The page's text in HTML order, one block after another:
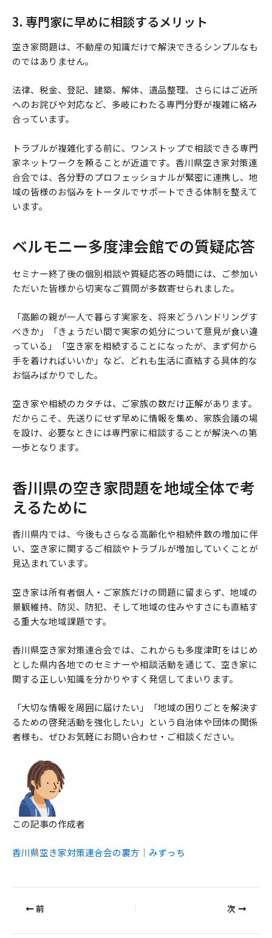
3. 専門家に早めに相談するメリット
空き家問題は、不動産の知識だけで解決できるシンプルなも
のではありません。
法律、税金、登記、建築、解体、遺品整理、さらにはご近所
へのお詫びや対応など、多岐にわたる専門分野が複雑に絡み
合っています。
トラブルが複雑化する前に、ワンストップで相談できる専門
家ネットワークを頼ることが近道です。香川県空き家対策連
合会では、各分野のプロフェッショナルが緊密に連携し、地
域の皆様のお悩みをトータルでサポートできる体制を整えて
います。
ベルモニー多度津会館での質疑応答
セミナー終了後の個別相談や質疑応答の時間には、ご参加い
ただいた皆様から切実なご質問が多数寄せられました。
「高齢の親が一人で暮らす実家を、将来どうハンドリングす
べきか」「きょうだい間で実家の処分について意見が食い違
っている」「空き家を相続することになったが、まず何から
手を着ければいいか」など、どれも生活に直結する具体的な
お悩みばかりでした。
空き家や相続のカタチは、ご家族の数だけ正解があります。
だからこそ、先送りにせず早めに情報を集め、家族会議の場
を設け、必要なときには専門家に相談することが解決への第
一歩となります。
香川県の空き家問題を地域全体で考
えるために
香川県内では、今後もさらなる高齢化や相続件数の増加に伴
い、空き家に関するご相談やトラブルが増加していくことが
見込まれています。
空き家は所有者個人・ご家族だけの問題に留まらず、地域の
景観維持、防災、防犯、そして地域の住みやすさにも直結す
る重大な地域課題です。
香川県空き家対策連合会では、これからも多度津町をはじめ
とした県内各地でのセミナーや相談活動を通じて、空き家に
関する正しい知識を分かりやすく発信してまいります。
「大切な情報を周囲に届けたい」「地域の困りごとを解決す
るための啓発活動を強化したい」という自治体や団体の関係
者様も、ぜひお気軽にお問い合わせ・ご相談ください。
この記事の作成者
香川県空き家対策連合会の裏方｜みずっち
前 次